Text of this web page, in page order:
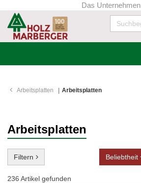
Das Unternehmen
Arbeitsplatten Arbeitsplatten
Arbeitsplatten
Filtern Beliebtheit
236 Artikel gefunden